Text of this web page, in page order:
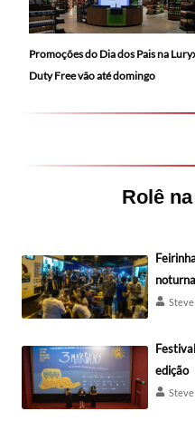
Promoções do Dia dos Pais na
Duty Free vão até domingo
Rolê
edição